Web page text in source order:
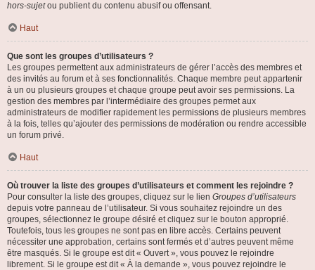
hors-sujetou publient du contenu abusif ou offensant.
Haut
Que sont les groupes d’utilisateurs ?
Les groupes permettent aux administrateurs de gérer l’accès des membres et
des invités au forum et à ses fonctionnalités. Chaque membre peut appartenir
à un ou plusieurs groupes et chaque groupe peut avoir ses permissions. La
gestion des membres par l’intermédiaire des groupes permet aux
administrateurs de modifier rapidement les permissions de plusieurs membres
à la fois, telles qu’ajouter des permissions de modération ou rendre accessible
un forum privé.
Haut
Où trouver la liste des groupes d’utilisateurs et comment les rejoindre ?
Pour consulter la liste des groupes, cliquez sur le lien Groupes d’utilisateurs
depuis votre panneau de l’utilisateur. Si vous souhaitez rejoindre un des
groupes, sélectionnez le groupe désiré et cliquez sur le bouton approprié.
Toutefois, tous les groupes ne sont pas en libre accès. Certains peuvent
nécessiter une approbation, certains sont fermés et d’autres peuvent même
être masqués. Si le groupe est dit « Ouvert », vous pouvez le rejoindre
librement. Si le groupe est dit « À la demande », vous pouvez rejoindre le